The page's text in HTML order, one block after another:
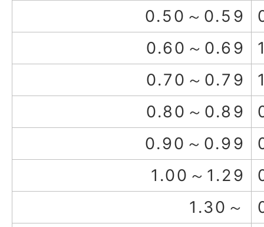
0.50～0.59
0.60～0.69
0.70～0.79
0.80～0.89
0.90～0.99
1.00～1.29
1.30～